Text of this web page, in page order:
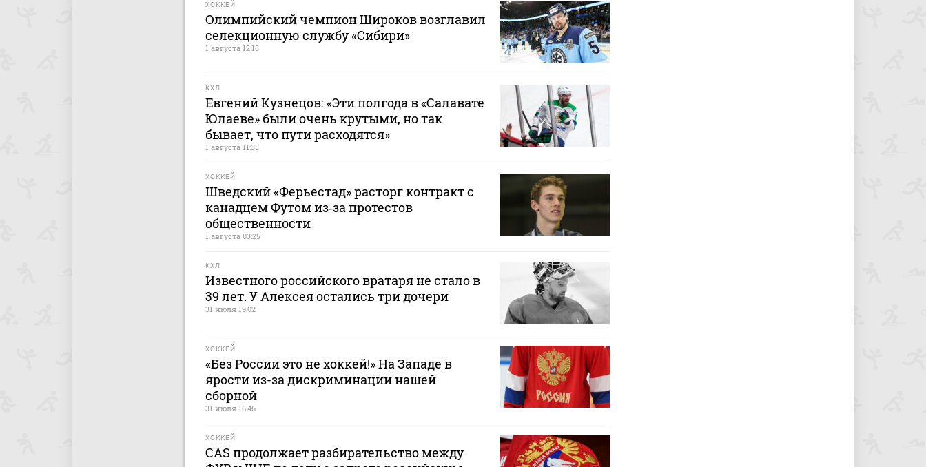
ХОККЕЙ
Олимпийский чемпион Широков возглавил
селекционную службу «Сибири»
1 августа 12:18
КХЛ
Евгений Кузнецов: «Эти полгода в «Салавате
Юлаеве» были очень крутыми, но так
бывает, что пути расходятся»
1 августа 11:33
ХОККЕЙ
Шведский «Ферьестад» расторг контракт с
канадцем Футом из‑за протестов
общественности
1 августа 03:25
КХЛ
Известного российского вратаря не стало в
39 лет. У Алексея остались три дочери
31 июля 19:02
ХОККЕЙ
«Без России это не хоккей!» На Западе в
ярости из-за дискриминации нашей
сборной
31 июля 16:46
ХОККЕЙ
CAS продолжает разбирательство между